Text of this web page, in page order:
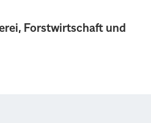
Forstwirtschaft und